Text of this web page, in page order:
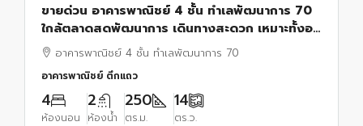
ขายด่วน อาคารพาณิชย์ 4 ชั้น ทำเลพัฒนาการ 70
ใกล้ตลาดสดพัฒนาการ เดินทางสะดวก เหมาะทั้งอยู่
อาศัยและค้าขาย
อาคารพาณิชย์ 4 ชั้น ทำเลพัฒนาการ 70
อาคารพาณิชย์ ตึกแถว
4
ห้องนอน
2
ห้องน้ำ
250
ตร.ม.
14
ตร.ว.